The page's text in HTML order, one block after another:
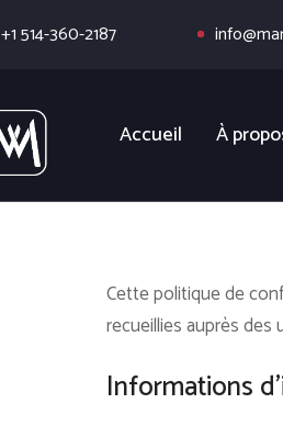
+1 514-360-2187
Accueil À
Cette politique de
recueillies auprès des
Informations